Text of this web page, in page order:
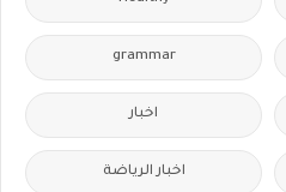
grammar
اخبار
اخبار الرياضة